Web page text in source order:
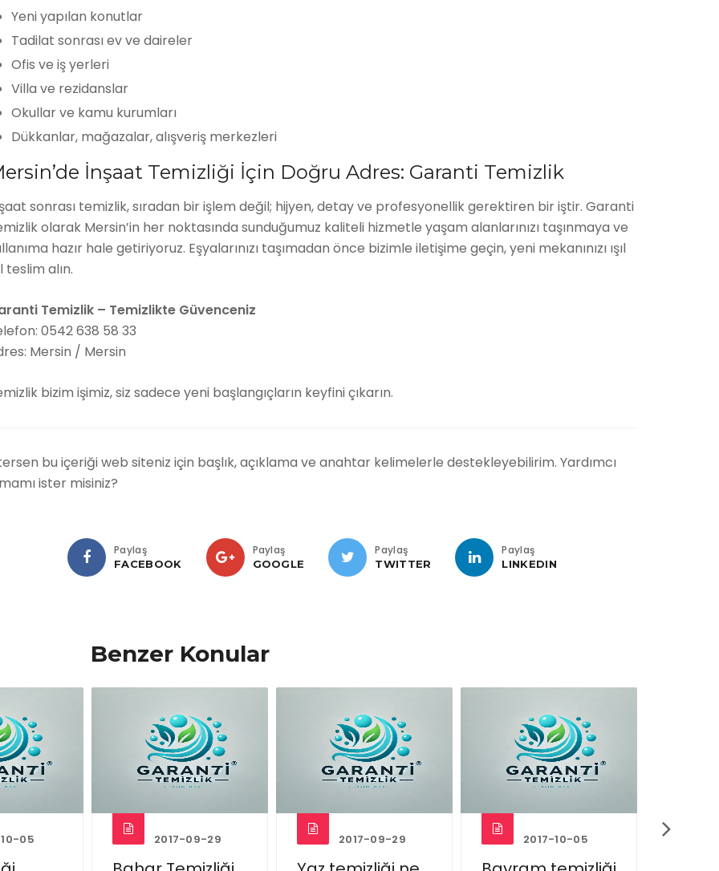
Yeni yapılan konutlar
Tadilat sonrası ev ve daireler
Ofis ve iş yerleri
Villa ve rezidanslar
Okullar ve kamu kurumları
Dükkanlar, mağazalar, alışveriş merkezleri
İnşaat Temizliği İçin Doğru Adres: Garanti Temizlik
sonrası temizlik, sıradan bir işlem değil; hijyen, detay ve profesyonellik gerektiren bir iştir. Garanti
olarak Mersin’in her noktasında sunduğumuz kaliteli hizmetle yaşam alanlarınızı taşınmaya ve
hazır hale getiriyoruz. Eşyalarınızı taşımadan önce bizimle iletişime geçin, yeni mekanınızı ışıl
teslim alın.
Temizlik – Temizlikte Güvenceniz
0542 638 58 33
Mersin / Mersin
bizim işimiz, siz sadece yeni başlangıçların keyfini çıkarın.
bu içeriği web siteniz için başlık, açıklama ve anahtar kelimelerle destekleyebilirim. Yardımcı
ister misiniz?
Paylaş
FACEBOOK
Paylaş
GOOGLE
Paylaş
TWITTER
Paylaş
LINKEDIN
Benzer Konular
05 2017-09-29 2017-09-29 2017-10-05